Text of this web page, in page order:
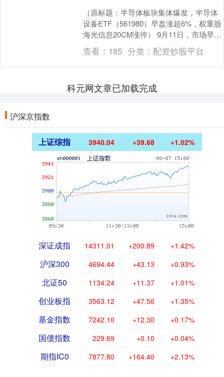
（原标题：半导体板块集体爆发，半导体
设备ETF（561980）早盘涨超6%，权重股
海光信息20CM涨停） 9月11日，市场早盘
持续走强，三大指数下探后快速回升，....
查看： 185 分类： 配资炒股平台
科元网文章已加载完成
沪深京指数
上证综指 3940.04 +39.68 +1.02%
深证成指 14311.01 +200.89 +1.42%
沪深300 4694.44 +43.13 +0.93%
北证50 1134.24 +11.37 +1.01%
创业板指 3563.12 +47.56 +1.35%
基金指数 7242.10 +12.30 +0.17%
国债指数 229.69 +0.10 +0.04%
期指IC0 7877.80 +164.40 +2.13%